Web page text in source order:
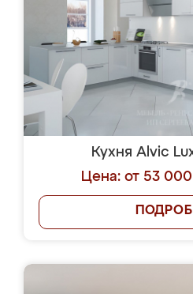
Кухня Alvic
Цена: от 53